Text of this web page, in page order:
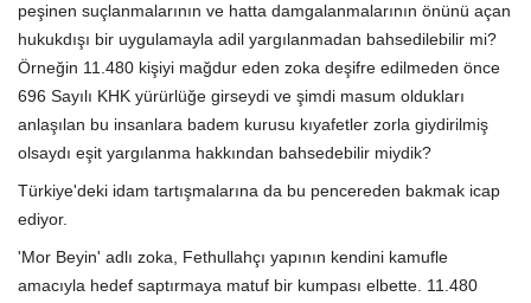
peşinen suçlanmalarının ve hatta damgalanmalarının önünü açan
hukukdışı bir uygulamayla adil yargılanmadan bahsedilebilir mi?
Örneğin 11.480 kişiyi mağdur eden zoka deşifre edilmeden önce
696 Sayılı KHK yürürlüğe girseydi ve şimdi masum oldukları
anlaşılan bu insanlara badem kurusu kıyafetler zorla giydirilmiş
olsaydı eşit yargılanma hakkından bahsedebilir miydik?
Türkiye'deki idam tartışmalarına da bu pencereden bakmak icap
ediyor.
'Mor Beyin' adlı zoka, Fethullahçı yapının kendini kamufle
amacıyla hedef saptırmaya matuf bir kumpası elbette. 11.480